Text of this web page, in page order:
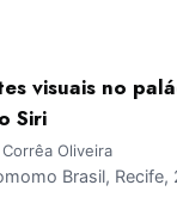
visuais no
Siri
Oliveira
Brasil, Recife,